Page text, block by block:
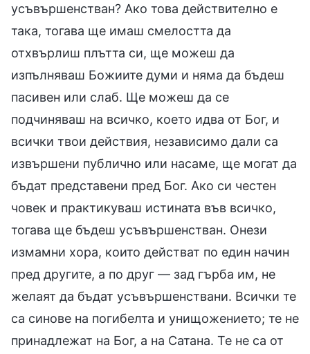
усъвършенстван? Ако това действително е
така, тогава ще имаш смелостта да
отхвърлиш плътта си, ще можеш да
изпълняваш Божиите думи и няма да бъдеш
пасивен или слаб. Ще можеш да се
подчиняваш на всичко, което идва от Бог, и
всички твои действия, независимо дали са
извършени публично или насаме, ще могат да
бъдат представени пред Бог. Ако си честен
човек и практикуваш истината във всичко,
тогава ще бъдеш усъвършенстван. Онези
измамни хора, които действат по един начин
пред другите, а по друг — зад гърба им, не
желаят да бъдат усъвършенствани. Всички те
са синове на погибелта и унищожението; те не
принадлежат на Бог, а на Сатана. Те не са от